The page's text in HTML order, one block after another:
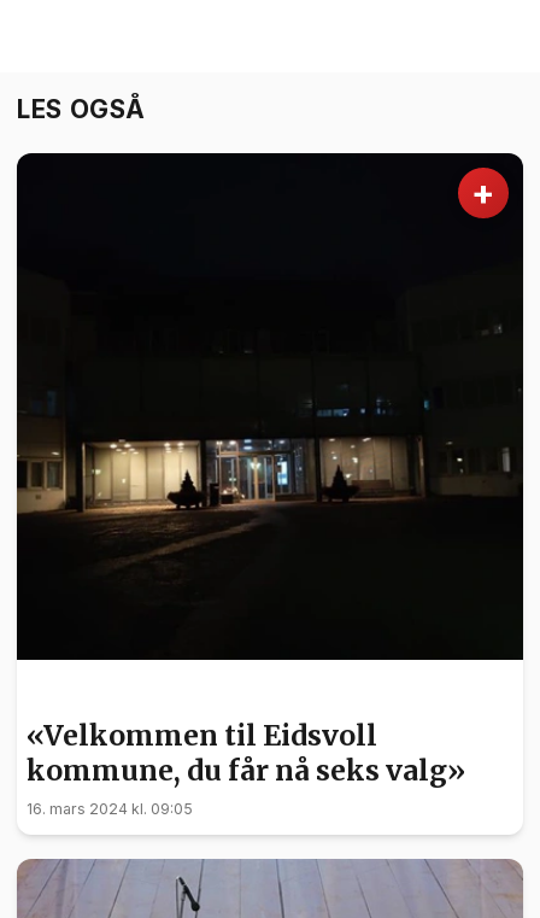
LES OGSÅ
+
«Velkommen til Eidsvoll
kommune, du får nå seks valg»
16. mars 2024 kl. 09:05